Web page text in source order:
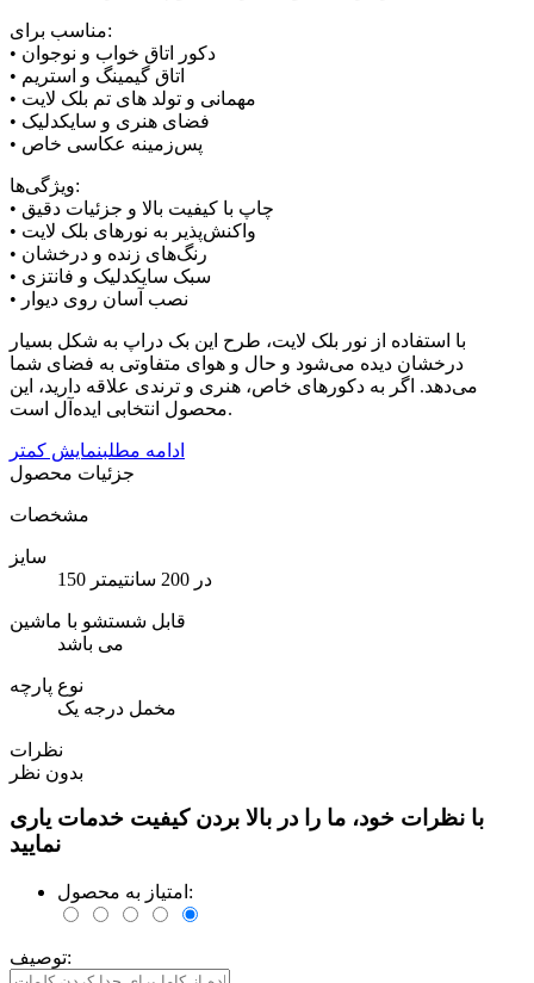
مناسب برای:
• دکور اتاق خواب و نوجوان
• اتاق گیمینگ و استریم
• مهمانی و تولد های تم بلک لایت
• فضای هنری و سایکدلیک
• پس‌زمینه عکاسی خاص
ویژگی‌ها:
• چاپ با کیفیت بالا و جزئیات دقیق
• واکنش‌پذیر به نورهای بلک لایت
• رنگ‌های زنده و درخشان
• سبک سایکدلیک و فانتزی
• نصب آسان روی دیوار
با استفاده از نور بلک لایت، طرح این بک دراپ به شکل بسیار
درخشان دیده می‌شود و حال و هوای متفاوتی به فضای شما
می‌دهد. اگر به دکورهای خاص، هنری و ترندی علاقه دارید، این
محصول انتخابی ایده‌آل است.
ادامه مطلبنمایش کمتر
جزئیات محصول
مشخصات
سایز
150 در 200 سانتیمتر
قابل شستشو با ماشین
می باشد
نوع پارچه
مخمل درجه یک
نظرات
بدون نظر
با نظرات خود، ما را در بالا بردن کیفیت خدمات یاری
نمایید
امتیاز به محصول:
توصیف: